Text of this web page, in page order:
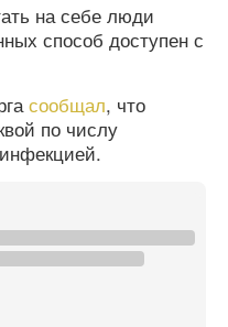
на себе люди
способ доступен с
сообщал, что
по числу